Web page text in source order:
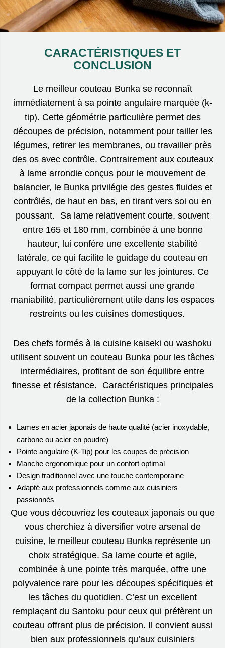
CARACTÉRISTIQUES ET
CONCLUSION
Le meilleur couteau Bunka se reconnaît
immédiatement à sa pointe angulaire marquée (k-
tip). Cette géométrie particulière permet des
découpes de précision, notamment pour tailler les
légumes, retirer les membranes, ou travailler près
des os avec contrôle. Contrairement aux couteaux
à lame arrondie conçus pour le mouvement de
balancier, le Bunka privilégie des gestes fluides et
contrôlés, de haut en bas, en tirant vers soi ou en
poussant. Sa lame relativement courte, souvent
entre 165 et 180 mm, combinée à une bonne
hauteur, lui confère une excellente stabilité
latérale, ce qui facilite le guidage du couteau en
appuyant le côté de la lame sur les jointures. Ce
format compact permet aussi une grande
maniabilité, particulièrement utile dans les espaces
restreints ou les cuisines domestiques.
Des chefs formés à la cuisine kaiseki ou washoku
utilisent souvent un couteau Bunka pour les tâches
intermédiaires, profitant de son équilibre entre
finesse et résistance. Caractéristiques principales
de la collection Bunka :
Lames en acier japonais de haute qualité (acier inoxydable,
carbone ou acier en poudre)
Pointe angulaire (K-Tip) pour les coupes de précision
Manche ergonomique pour un confort optimal
Design traditionnel avec une touche contemporaine
Adapté aux professionnels comme aux cuisiniers
passionnés
Que vous découvriez les couteaux japonais ou que
vous cherchiez à diversifier votre arsenal de
cuisine, le meilleur couteau Bunka représente un
choix stratégique. Sa lame courte et agile,
combinée à une pointe très marquée, offre une
polyvalence rare pour les découpes spécifiques et
les tâches du quotidien. C’est un excellent
remplaçant du Santoku pour ceux qui préfèrent un
couteau offrant plus de précision. Il convient aussi
bien aux professionnels qu’aux cuisiniers